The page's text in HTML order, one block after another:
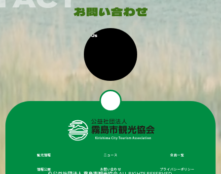
観光情報 ニュース 会員一覧
情報公開 お問い合わせ プライバシーポリシー